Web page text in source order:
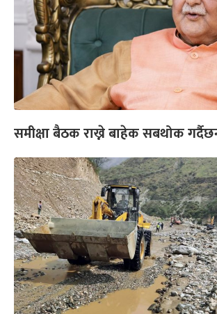
समीक्षा बैठक राख्ने बाहेक सबथोक